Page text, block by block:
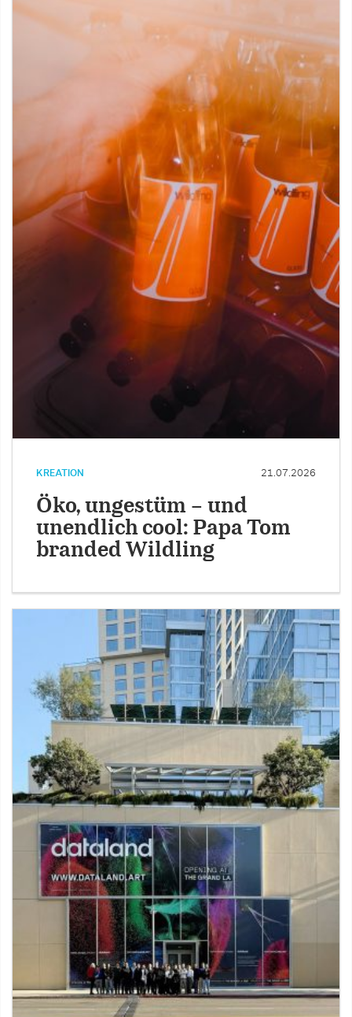
KREATION 21.07.2026
Öko, ungestüm – und
unendlich cool: Papa Tom
branded Wildling